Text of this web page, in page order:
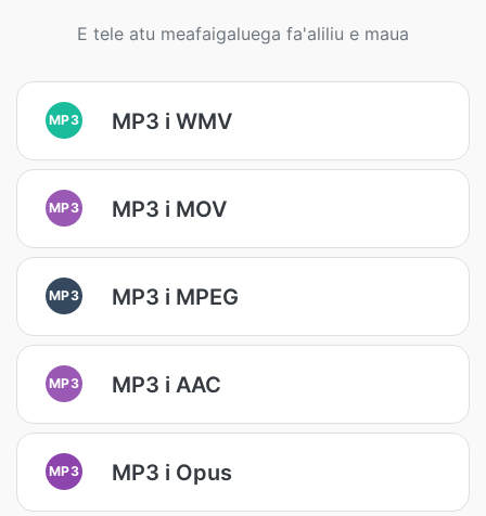
E tele atu meafaigaluega fa'aliliu e maua
MP3 MP3 i WMV
MP3 MP3 i MOV
MP3 MP3 i MPEG
MP3 MP3 i AAC
MP3 MP3 i Opus